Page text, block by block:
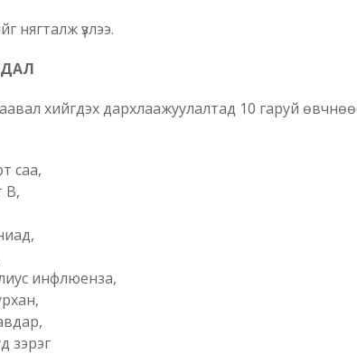
нягталж үзлээ.
хийгдэх дархлаажуулалтад 10 гаруй
саа,
В,
инфлюенза,
зэрэг